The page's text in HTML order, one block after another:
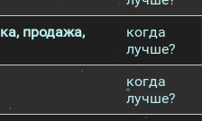
продажа,
когда
лучше?
когда
лучше?